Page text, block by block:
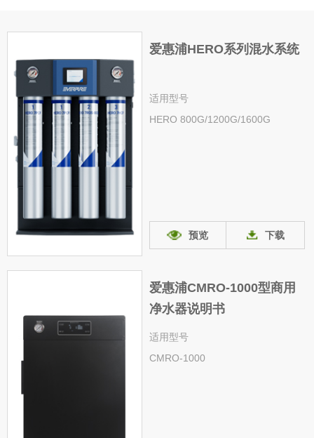
爱惠浦HERO系列混水系统
适用型号
HERO 800G/1200G/1600G
预览 下载
爱惠浦CMRO-1000型商用
净水器说明书
适用型号
CMRO-1000